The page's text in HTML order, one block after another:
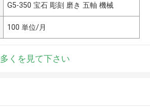
G5-350 宝石 彫刻 磨き 五軸 機械
100 単位/月
多くを見て下さい